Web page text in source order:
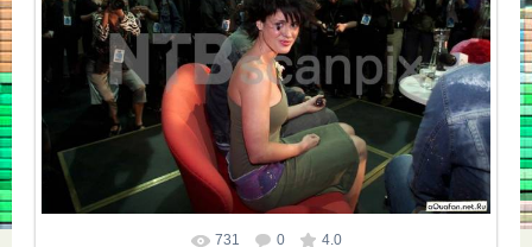
731 0 4.0